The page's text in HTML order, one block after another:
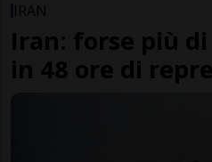
IRAN
Iran: forse più
in 48 ore di